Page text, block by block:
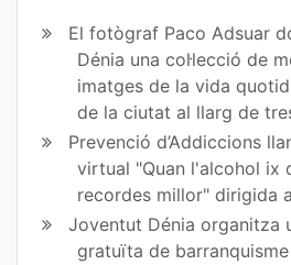
ir
en
Fa
ce
bo
ok
ir
en
Tw
itt
er
El fotògraf Paco Adsuar
Dénia una col·lecció de
imatges de la vida
de la ciutat al llarg de
Prevenció d’Addiccions
virtual "Quan l'alcohol ix
recordes millor" dirigida
Joventut Dénia organitza
gratuïta de